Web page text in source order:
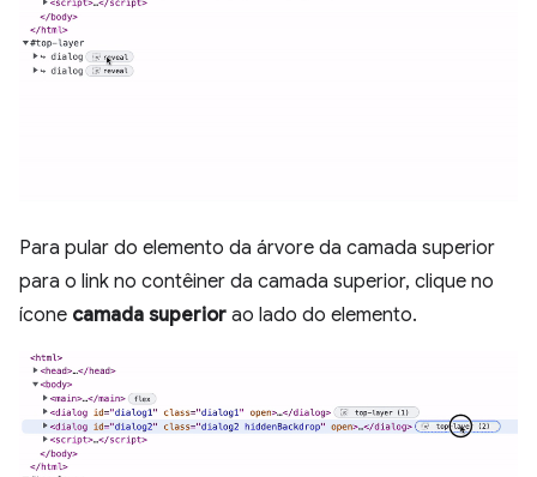
Para pular do elemento da árvore da camada superior
para o link no contêiner da camada superior, clique no
ícone camada superior ao lado do elemento.